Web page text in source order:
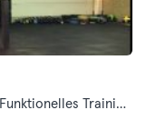
Crosstraining · Fahrrad fahren · Fitness · Funktionelles Training · Yoga